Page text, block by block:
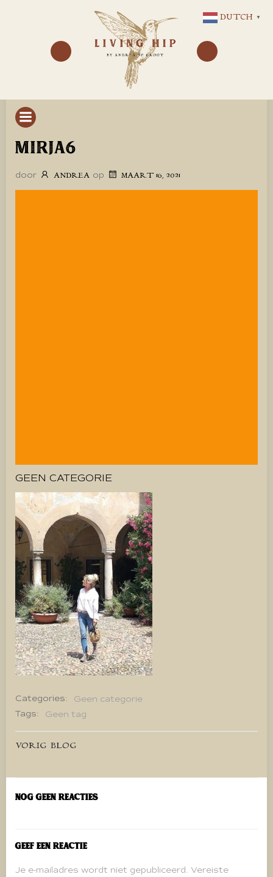
NAAR
DE
INHOUD
MIRJA6
door ANDREA op MAART 16, 2021
GEEN CATEGORIE
Categories:
Geen categorie
Tags:
Geen tag
Bericht
navigatie
VORIG BLOG
Nog geen reacties
Geef een reactie
Je e-mailadres wordt niet gepubliceerd. Vereiste
DUTCH ▼